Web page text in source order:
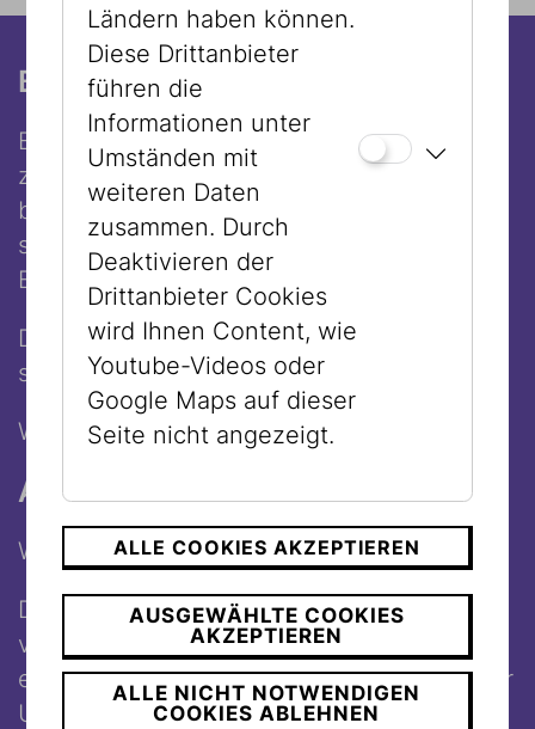
Barrierefreier Zugang
Beide Museumsstandorte sind barrierefrei
zugänglich und verfügen über einen
behindertengerechten Personenaufzug
sowie eine spezielle Sanitäreinrichtung im
Erdgeschoss.
Die Ausgrabungen im Museum Judenplatz
sind über einen Treppenlift erreichbar.
Weitere Information finden Sie
Anreise
Wir empfehlen eine öffentliche Anreise.
Das Museum Dorotheergasse ist fußläufig
von der U1, U3 Station Stephansplatz
erreichbar, das Museum Judenplatz von der
U3 Station Herrengasse. Unsere Bibliothek
Ländern haben können.
Diese Drittanbieter
führen die
Informationen unter
Umständen mit
weiteren Daten
zusammen. Durch
Deaktivieren der
Drittanbieter Cookies
wird Ihnen Content, wie
Youtube-Videos oder
Google Maps auf dieser
Seite nicht angezeigt.
ALLE COOKIES AKZEPTIEREN
AUSGEWÄHLTE COOKIES
AKZEPTIEREN
ALLE NICHT NOTWENDIGEN
COOKIES ABLEHNEN